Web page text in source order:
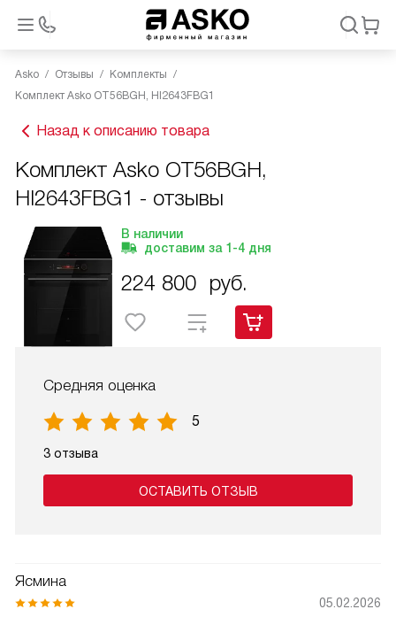
Asko Отзывы
Комплекты
Комплект Asko OT56BGH, HI2643FBG1
Назад к описанию товара
Комплект Asko OT56BGH,
HI2643FBG1 - отзывы
В наличии
доставим за 1-4 дня
224 800 руб.
Средняя оценка
5
3 отзыва
ОСТАВИТЬ ОТЗЫВ
Ясмина
05.02.2026